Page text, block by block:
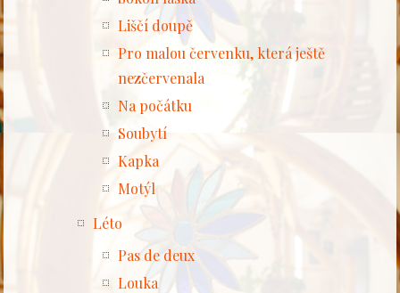
Liščí doupě
Pro malou červenku, která ještě
nezčervenala
Na počátku
Soubytí
Kapka
Motýl
Léto
Pas de deux
Louka